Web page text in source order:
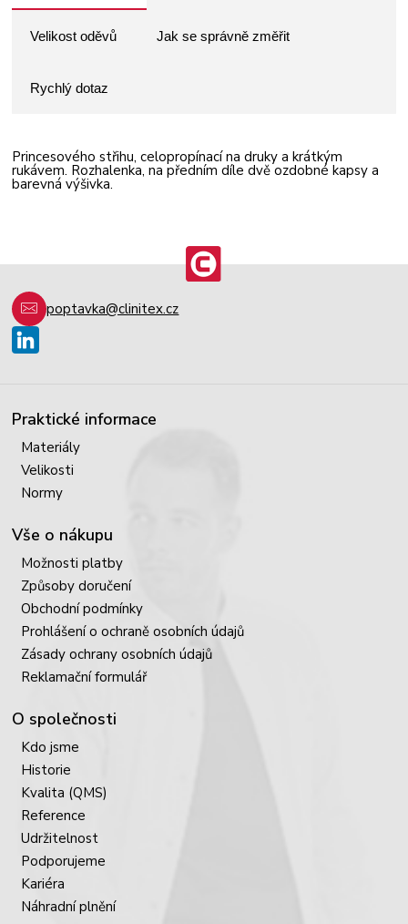
Velikost oděvů Jak se správně změřit
Rychlý dotaz
Princesového střihu, celopropínací na druky a krátkým
rukávem. Rozhalenka, na předním díle dvě ozdobné kapsy a
barevná výšivka.
poptavka@clinitex.cz
Praktické informace
Materiály
Velikosti
Normy
Vše o nákupu
Možnosti platby
Způsoby doručení
Obchodní podmínky
Prohlášení o ochraně osobních údajů
Zásady ochrany osobních údajů
Reklamační formulář
O společnosti
Kdo jsme
Historie
Kvalita (QMS)
Reference
Udržitelnost
Podporujeme
Kariéra
Náhradní plnění